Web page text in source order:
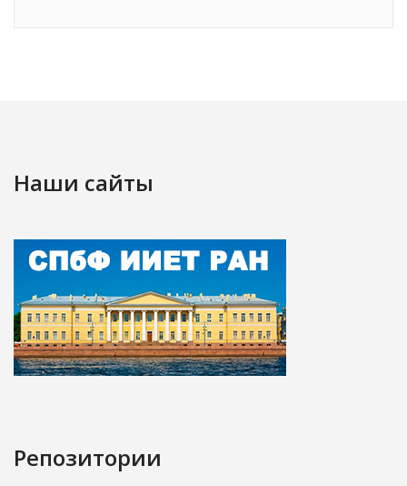
Наши сайты
Репозитории